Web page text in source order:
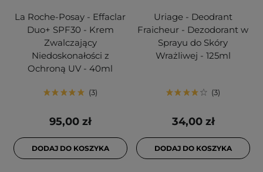
La Roche-Posay - Effaclar
Duo+ SPF30 - Krem
Zwalczający
Niedoskonałości z
Ochroną UV - 40ml
3
95,00 zł
DODAJ DO KOSZYKA
Uriage - Deodrant
Fraicheur - Dezodorant w
Sprayu do Skóry
Wrażliwej - 125ml
3
34,00 zł
DODAJ DO KOSZYKA